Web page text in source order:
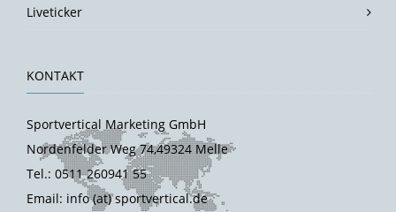
Liveticker
KONTAKT
Sportvertical Marketing GmbH
Nordenfelder Weg 74,49324 Melle
Tel.: 0511 260941 55
Email: info (at) sportvertical.de